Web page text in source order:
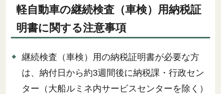
軽自動車の継続検査（車検）用納税証
明書に関する注意事項
継続検査（車検）用の納税証明書が必要な方
は、納付日から約3週間後に納税課・行政セン
ター（大船ルミネ内サービスセンターを除く）